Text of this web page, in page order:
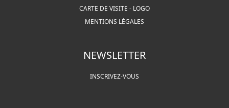
CARTE DE VISITE - LOGO
MENTIONS LÉGALES
NEWSLETTER
INSCRIVEZ-VOUS